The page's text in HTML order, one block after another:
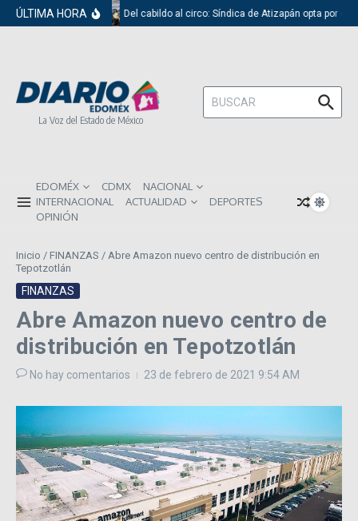
Saltar al contenido
ÚLTIMA HORA Del cabildo al circo: Síndica de Atizapán opta por el
La Voz del Estado de México
Buscar:
EDOMÉX CDMX
NACIONAL
INTERNACIONAL
ACTUALIDAD
DEPORTES
OPINIÓN
Inicio / FINANZAS / Abre Amazon nuevo centro de distribución en
Tepotzotlán
FINANZAS
Abre Amazon nuevo centro de
distribución en Tepotzotlán
No hay comentarios 23 de febrero de 2021 9:54 AM